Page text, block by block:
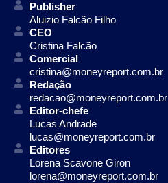
Publisher
Aluizio Falcão Filho
CEO
Cristina Falcão
Comercial
cristina@moneyreport.com.br
Redação
redacao@moneyreport.com.br
Editor-chefe
Lucas Andrade
lucas@moneyreport.com.br
Editores
Lorena Scavone Giron
lorena@moneyreport.com.br